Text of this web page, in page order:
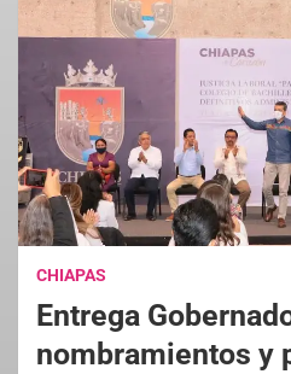
CHIAPAS
Entrega
nombramientos y